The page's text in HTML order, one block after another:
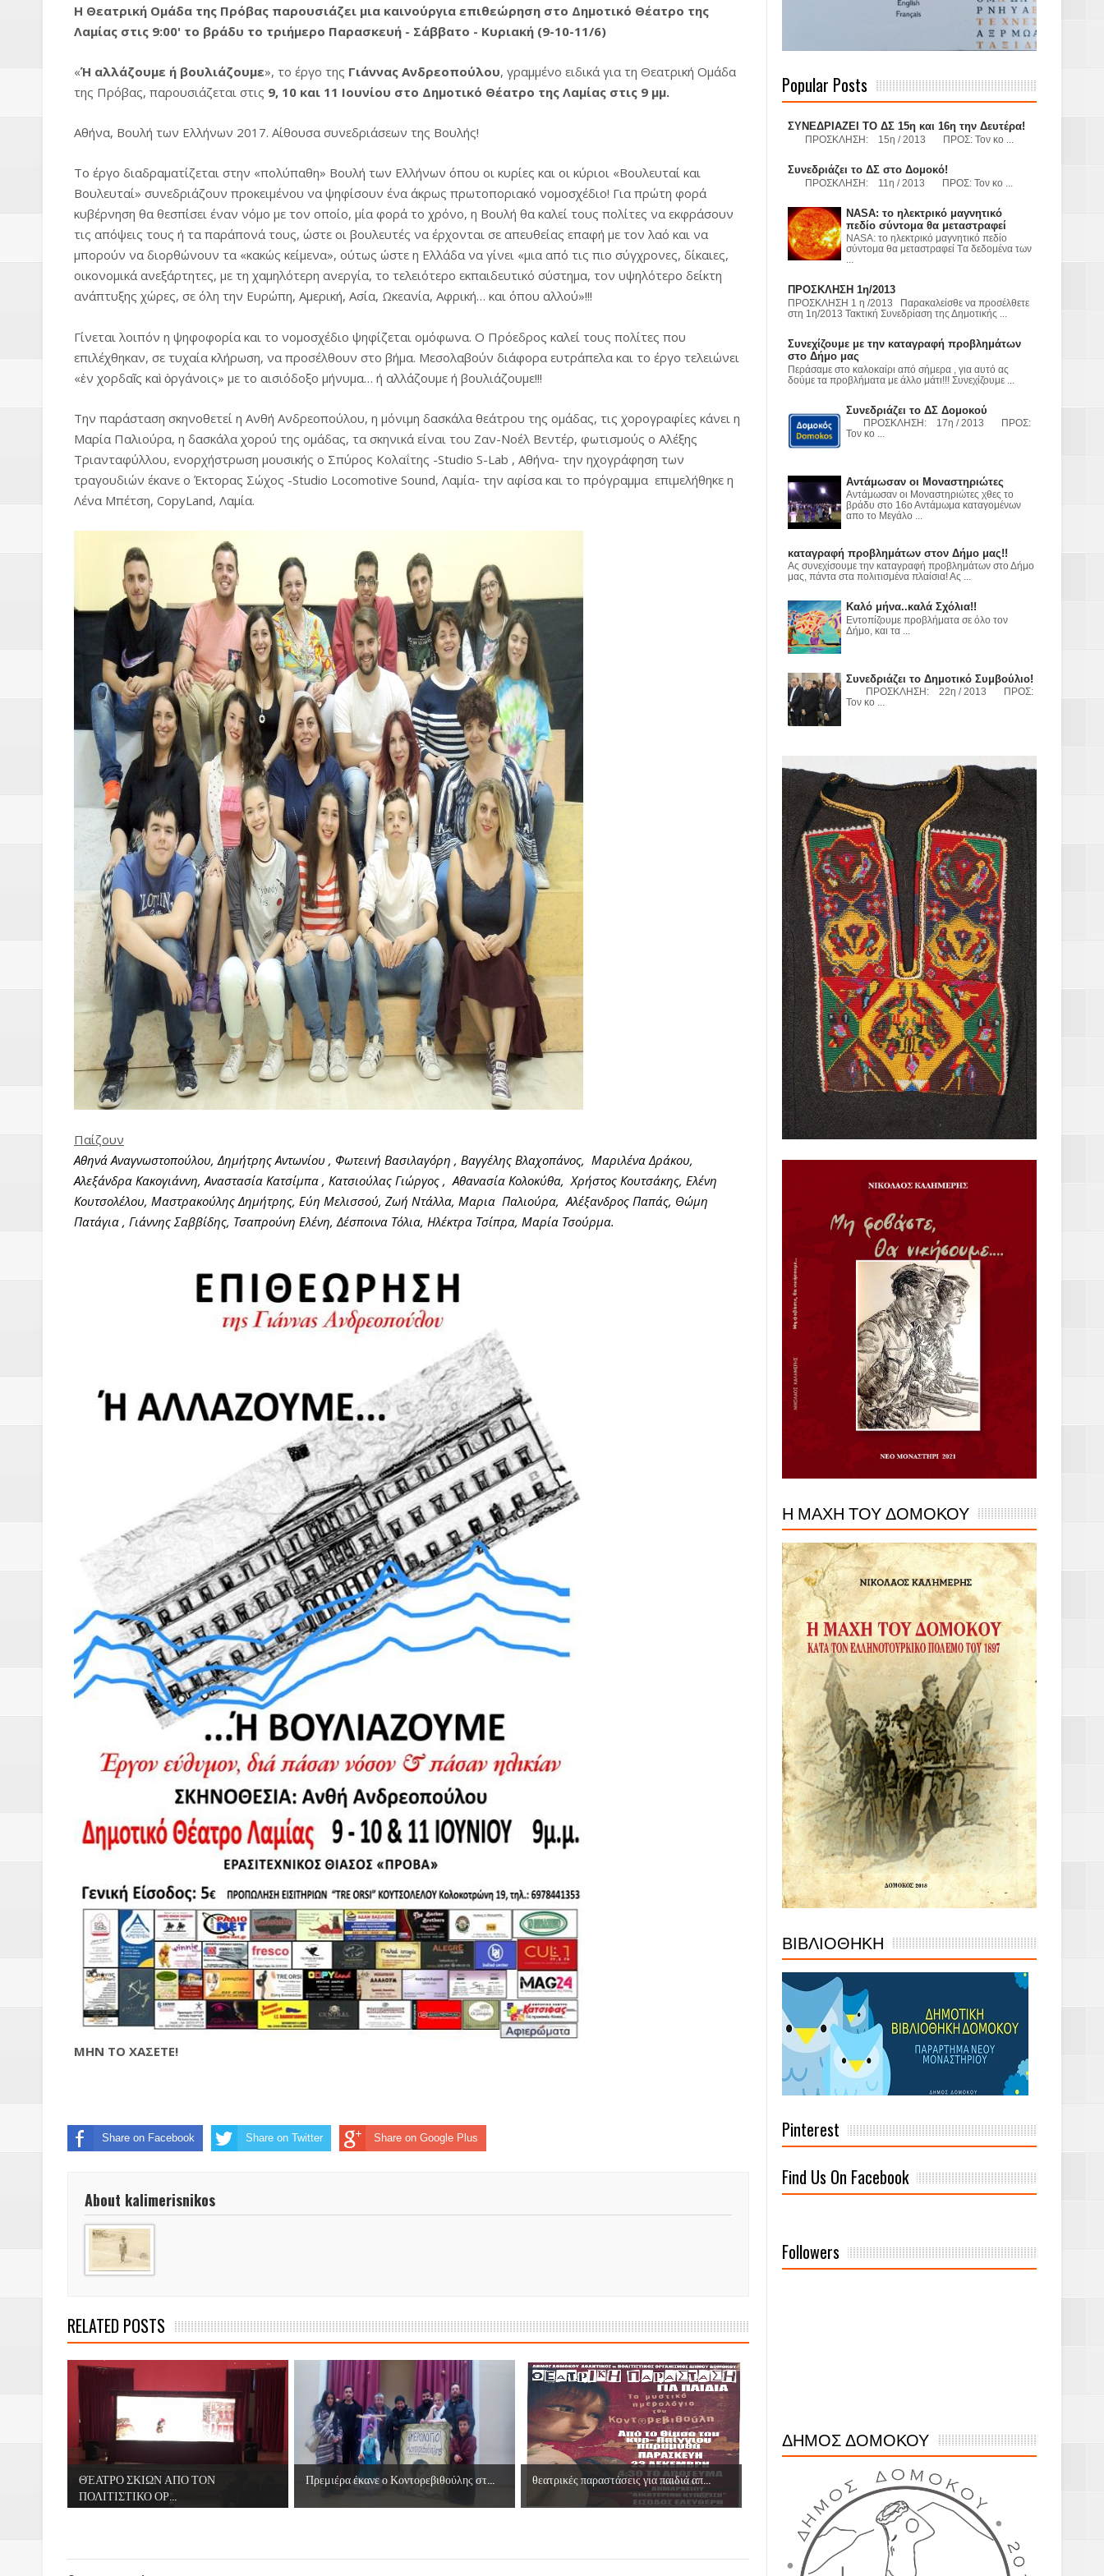
ΝΟΕΜΒΡΙΟΣ 1943 80 χρόνια από το κάψιμο των χωριών της Λίμνης Πλαστήρα από Ιταλούς και Γερμανούς
κατακτητές
Ξεκινούν οι αιτήσεις συμμετοχής στο Διαγωνισμό Ιδεών - Hackathon που διοργανώνει η ΑΝ.ΚΑ Α.Ε. με σκοπό
τη διαμόρφωση - επεξεργασία πρωτότυπων ιδεών στους τομείς της περιβαλλοντικής βιωσιμότητας και
ανθεκτικότητας έναντι των επιπτώσεων της κλιματικής αλλαγής
Συνεδριάζει η οικονομική επιτροπή του Δήμου Δομοκού
ΠΡΟΚΗΡΥΞΗ ΑΝΟΙΚΤΟΥ ΗΛΕΚΤΡΟΝΙΚΟΥ ΔΙΑΓΩΝΙΣΜΟΥ «ΛΕΙΤΟΥΡΓΙΑ ΒΙΟΚΑ ΧΥΤΑ ΔΟΜΟΚΟΥ– ΧΥΤΑ»
Βάιος Γκανής Δομοκός : Δύο μήνες μετά τις πλημμύρες και κινδυνεύουμε να ξαναπλημμυρίσουμε
ΔΙΑΚΟΠΕΣ ΡΕΥΜΑΤΟΣ ΣΤΗΝ ΔΕΗ
ΕΙΔΩΛΙΑ Από ΠΡΟΕΡΝΑ Ναός Δήμητρας
H MAXH ΣTO ΝΤΟΜΠΡΟΥΖΗ
Νεομοναστηριώτικα ...Λαϊκή Μαντεία και έθιμα που χάνονται στον καιρό…
Βίντεο του Εφηβικού τμήματος του Επιμορφωτικού στο Λεοντάρι!
ΕΚΔΗΛΩΣΗ ΤΟΥ ΣΥΛΛΟΓΟΥ ΓΟΝΕΩΝ
Η Θεατρική Ομάδα της Πρόβας παρουσιάζει μια καινούργια επιθεώρηση στο Δημοτικό Θέατρο της
Λαμίας στις 9:00' το βράδυ το τριήμερο Παρασκευή - Σάββατο - Κυριακή (9-10-11/6)
«Ή αλλάζουμε ή βουλιάζουμε», το έργο της Γιάννας Ανδρεοπούλου, γραμμένο ειδικά για τη Θεατρική Ομάδα
της Πρόβας, παρουσιάζεται στις 9, 10 και 11 Ιουνίου στο Δημοτικό Θέατρο της Λαμίας στις 9 μμ.
Αθήνα, Βουλή των Ελλήνων 2017. Αίθουσα συνεδριάσεων της Βουλής!
Το έργο διαδραματίζεται στην «πολύπαθη» Βουλή των Ελλήνων όπου οι κυρίες και οι κύριοι «Βουλευταί και
Βουλευταί» συνεδριάζουν προκειμένου να ψηφίσουν ένα άκρως πρωτοποριακό νομοσχέδιο! Για πρώτη φορά
κυβέρνηση θα θεσπίσει έναν νόμο με τον οποίο, μία φορά το χρόνο, η Βουλή θα καλεί τους πολίτες να εκφράσουν
τις απόψεις τους ή τα παράπονά τους, ώστε οι βουλευτές να έρχονται σε απευθείας επαφή με τον λαό και να
μπορούν να διορθώνουν τα «κακώς κείμενα», ούτως ώστε η Ελλάδα να γίνει «μια από τις πιο σύγχρονες, δίκαιες,
οικονομικά ανεξάρτητες, με τη χαμηλότερη ανεργία, το τελειότερο εκπαιδευτικό σύστημα, τον υψηλότερο δείκτη
ανάπτυξης χώρες, σε όλη την Ευρώπη, Αμερική, Ασία, Ωκεανία, Αφρική… και όπου αλλού»!!!
Γίνεται λοιπόν η ψηφοφορία και το νομοσχέδιο ψηφίζεται ομόφωνα. Ο Πρόεδρος καλεί τους πολίτες που
επιλέχθηκαν, σε τυχαία κλήρωση, να προσέλθουν στο βήμα. Μεσολαβούν διάφορα ευτράπελα και το έργο τελειώνει
«ἐν χορδαῖς καὶ ὀργάνοις» με το αισιόδοξο μήνυμα… ή αλλάζουμε ή βουλιάζουμε!!!
Την παράσταση σκηνοθετεί η Ανθή Ανδρεοπούλου, η μόνιμη δασκάλα θεάτρου της ομάδας, τις χορογραφίες κάνει η
Μαρία Παλιούρα, η δασκάλα χορού της ομάδας, τα σκηνικά είναι του Ζαν-Νοέλ Βεντέρ, φωτισμούς ο Αλέξης
Τριανταφύλλου, ενορχήστρωση μουσικής ο Σπύρος Κολαΐτης -Studio S-Lab , Αθήνα- την ηχογράφηση των
τραγουδιών έκανε ο Έκτορας Σώχος -Studio Locomotive Sound, Λαμία- την αφίσα και το πρόγραμμα επιμελήθηκε η
Λένα Μπέτση, CopyLand, Λαμία.
Παίζουν
Αθηνά Αναγνωστοπούλου, Δημήτρης Αντωνίου , Φωτεινή Βασιλαγόρη , Βαγγέλης Βλαχοπάνος, Μαριλένα Δράκου,
Αλεξάνδρα Κακογιάννη, Αναστασία Κατσίμπα , Κατσιούλας Γιώργος , Αθανασία Κολοκύθα, Χρήστος Κουτσάκης, Ελένη
Κουτσολέλου, Μαστρακούλης Δημήτρης, Εύη Μελισσού, Ζωή Ντάλλα, Μαρια Παλιούρα, Αλέξανδρος Παπάς, Θώμη
Πατάγια , Γιάννης Σαββίδης, Τσαπρούνη Ελένη, Δέσποινα Τόλια, Ηλέκτρα Τσίπρα, Μαρία Τσούρμα.
ΜΗΝ ΤΟ ΧΑΣΕΤΕ!
Share on Facebook Share on Twitter Share on Google Plus
About kalimerisnikos
RELATED POSTS
ΘΈΑΤΡΟ ΣΚΙΩΝ ΑΠΟ ΤΟΝ
ΠΟΛΙΤΙΣΤΙΚΟ ΟΡ...
Πρεμιέρα έκανε ο Κοντορεβιθούλης στ... θεατρικές παραστάσεις για παιδιά απ...
Popular Posts
ΣΥΝΕΔΡΙΑΖΕΙ ΤΟ ΔΣ 15η και 16η την Δευτέρα!
ΠΡΟΣΚΛΗΣΗ: 15η / 2013 ΠΡΟΣ: Τον κο ...
Συνεδριάζει το ΔΣ στο Δομοκό!
ΠΡΟΣΚΛΗΣΗ: 11η / 2013 ΠΡΟΣ: Τον κο ...
NASA: το ηλεκτρικό μαγνητικό
πεδίο σύντομα θα μεταστραφεί
NASA: το ηλεκτρικό μαγνητικό πεδίο
σύντομα θα μεταστραφεί Tα δεδομένα των
ΠΡΟΣΚΛΗΣΗ 1η/2013
ΠΡΟΣΚΛΗΣΗ 1 η /2013 Παρακαλείσθε να προσέλθετε
στη 1η/2013 Τακτική Συνεδρίαση της Δημοτικής ...
Συνεχίζουμε με την καταγραφή προβλημάτων
στο Δήμο μας
Περάσαμε στο καλοκαίρι από σήμερα , για αυτό ας
δούμε τα προβλήματα με άλλο μάτι!!! Συνεχίζουμε ...
Συνεδριάζει το ΔΣ Δομοκού
ΠΡΟΣΚΛΗΣΗ: 17η / 2013 ΠΡΟΣ:
Τον κο ...
Αντάμωσαν οι Μοναστηριώτες
Αντάμωσαν οι Μοναστηριώτες χθες το
βράδυ στο 16ο Αντάμωμα καταγομένων
απο το Μεγάλο ...
καταγραφή προβλημάτων στον Δήμο μας!!
Ας συνεχίσουμε την καταγραφή προβλημάτων στο Δήμο
μας, πάντα στα πολιτισμένα πλαίσια! Ας ...
Καλό μήνα..καλά Σχόλια!!
Εντοπίζουμε προβλήματα σε όλο τον
Δήμο, και τα ...
Συνεδριάζει το Δημοτικό Συμβούλιο!
ΠΡΟΣΚΛΗΣΗ: 22η / 2013 ΠΡΟΣ:
Τον κο ...
Η ΜΑΧΗ ΤΟΥ ΔΟΜΟΚΟΥ
ΒΙΒΛΙΟΘΗΚΗ
Pinterest
Find Us On Facebook
Followers
ΔΗΜΟΣ ΔΟΜΟΚΟΥ